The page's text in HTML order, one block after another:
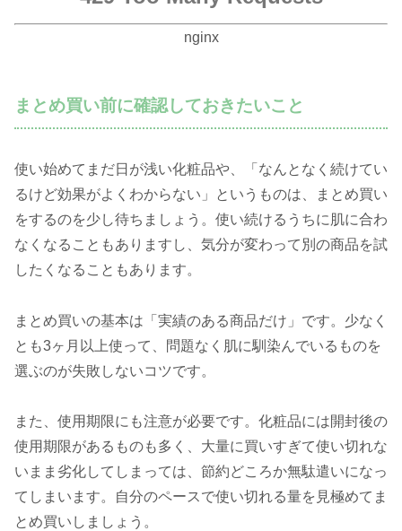
nginx
まとめ買い前に確認しておきたいこと
使い始めてまだ日が浅い化粧品や、「なんとなく続けてい
るけど効果がよくわからない」というものは、まとめ買い
をするのを少し待ちましょう。使い続けるうちに肌に合わ
なくなることもありますし、気分が変わって別の商品を試
したくなることもあります。
まとめ買いの基本は「実績のある商品だけ」です。少なく
とも3ヶ月以上使って、問題なく肌に馴染んでいるものを
選ぶのが失敗しないコツです。
また、使用期限にも注意が必要です。化粧品には開封後の
使用期限があるものも多く、大量に買いすぎて使い切れな
いまま劣化してしまっては、節約どころか無駄遣いになっ
てしまいます。自分のペースで使い切れる量を見極めてま
とめ買いしましょう。